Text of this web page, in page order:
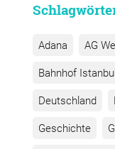
Adana AG
Bahnhof
Deutschland
Geschichte